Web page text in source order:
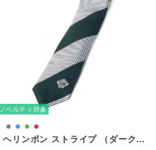
ノベルティ対象
ヘリンボン ストライプ （ダークグリーン）